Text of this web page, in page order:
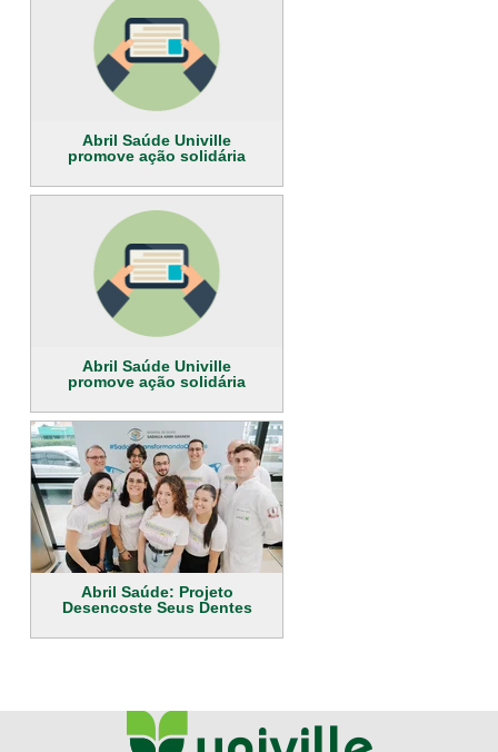
Abril Saúde Univille
promove ação solidária
Abril Saúde Univille
promove ação solidária
Abril Saúde: Projeto
Desencoste Seus Dentes